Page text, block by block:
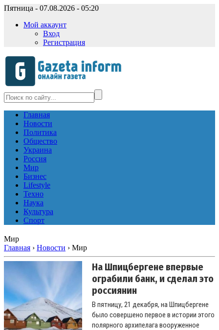
Пятница - 07.08.2026 - 05:20
Мой аккаунт
Вход
Регистрация
Главная
Новости
Политика
Общество
Украина
Россия
Мир
Бизнес
Lifestyle
Техно
Наука
Культура
Спорт
Мир
Главная › Новости › Мир
На Шпицбергене впервые
ограбили банк, и сделал это
россиянин
В пятницу, 21 декабря, на Шпицбергене
было совершено первое в истории этого
полярного архипелага вооруженное